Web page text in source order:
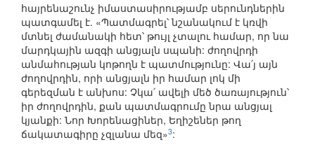
հայրենաշունչ իմաստասիրությամբ սերունդներին
պատգամել է. «Պատմագրել՝ նշանակում է կռվի
մտնել ժամանակի հետ՝ թույլ չտալու համար, որ նա
մարդկային ազգի անցյալն սպանի: ժողովրդի
անմահության կոթողն է պատմությունը: Վա՛յ այն
ժողովրդին, որի անցյալն իր համար լոկ մի
գերեզման է անխոս: Չկա՛ ավելի մեծ ծառայություն՝
իր ժողովրդին, քան պատմագրումը նրա անցյալ
կյանքի: Նոր Խորենացիներ, Եղիշեներ թող
ճակատագիրը չզլանա մեզ»3: